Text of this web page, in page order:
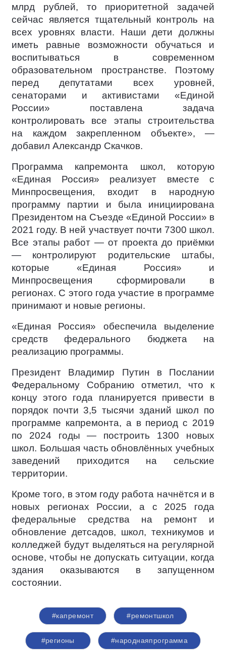
млрд рублей, то приоритетной задачей
сейчас является тщательный контроль на
всех уровнях власти. Наши дети должны
иметь равные возможности обучаться и
воспитываться в современном
образовательном пространстве. Поэтому
перед депутатами всех уровней,
сенаторами и активистами «Единой
России» поставлена задача
контролировать все этапы строительства
на каждом закрепленном объекте», —
добавил Александр Скачков.
Программа капремонта школ, которую
«Единая Россия» реализует вместе с
Минпросвещения, входит в народную
программу партии и была инициирована
Президентом на Съезде «Единой России» в
2021 году. В ней участвует почти 7300 школ.
Все этапы работ — от проекта до приёмки
— контролируют родительские штабы,
которые «Единая Россия» и
Минпросвещения сформировали в
регионах. С этого года участие в программе
принимают и новые регионы.
«Единая Россия» обеспечила выделение
средств федерального бюджета на
реализацию программы.
Президент Владимир Путин в Послании
Федеральному Собранию отметил, что к
концу этого года планируется привести в
порядок почти 3,5 тысячи зданий школ по
программе капремонта, а в период с 2019
по 2024 годы — построить 1300 новых
школ. Большая часть обновлённых учебных
заведений приходится на сельские
территории.
Кроме того, в этом году работа начнётся и в
новых регионах России, а с 2025 года
федеральные средства на ремонт и
обновление детсадов, школ, техникумов и
колледжей будут выделяться на регулярной
основе, чтобы не допускать ситуации, когда
здания оказываются в запущенном
состоянии.
#капремонт #ремонтшкол
#регионы #народнаяпрограмма